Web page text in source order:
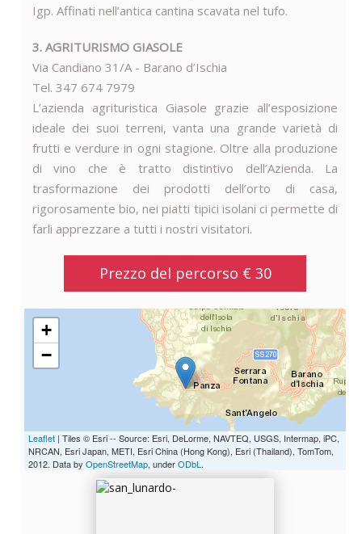
Igp. Affinati nell’antica cantina scavata nel tufo.
3. AGRITURISMO GIASOLE
Via Candiano 31/A - Barano d’Ischia
Tel. 347 674 7979
L’azienda agrituristica Giasole grazie all’esposizione
ideale dei suoi terreni, vanta una grande varietà di
frutti e verdure in ogni stagione. Oltre alla produzione
di vino che è tratto distintivo dell’Azienda. La
trasformazione dei prodotti dell’orto di casa,
rigorosamente bio, nei piatti tipici isolani ci permette di
farli apprezzare a tutti i nostri visitatori.
Prezzo del percorso € 30
+
−
Leaflet | Tiles © Esri -- Source: Esri, DeLorme, NAVTEQ, USGS, Intermap, iPC,
NRCAN, Esri Japan, METI, Esri China (Hong Kong), Esri (Thailand), TomTom,
2012. Data by OpenStreetMap, underODbL.
SAN_LUNARDO-